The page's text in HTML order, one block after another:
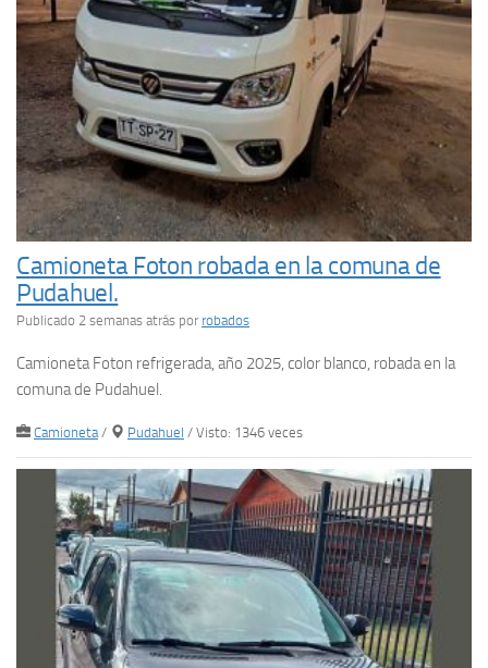
Camioneta Foton robada en la comuna de
Pudahuel.
Publicado 2 semanas atrás por robados
Camioneta Foton refrigerada, año 2025, color blanco, robada en la
comuna de Pudahuel.
Camioneta/ Pudahuel / Visto: 1346 veces